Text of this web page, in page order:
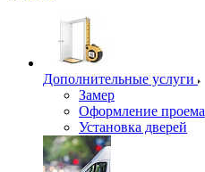
Дополнительные услуги
Замер
Оформление проема
Установка дверей